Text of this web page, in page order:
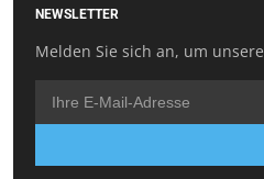
NEWSLETTER
Melden Sie sich an, um